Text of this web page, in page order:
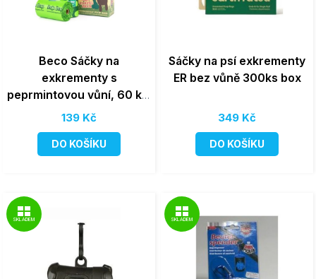
Beco Sáčky na
exkrementy s
peprmintovou vůní, 60 ks,
ekologické
139 Kč
DO KOŠÍKU
Sáčky na psí exkrementy
ER bez vůně 300ks box
349 Kč
DO KOŠÍKU
SKLADEM SKLADEM